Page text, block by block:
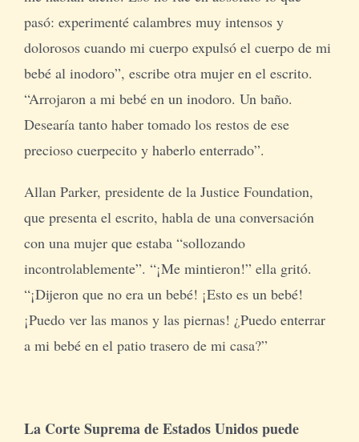
pasó: experimenté calambres muy intensos y
dolorosos cuando mi cuerpo expulsó el cuerpo de mi
bebé al inodoro”, escribe otra mujer en el escrito.
“Arrojaron a mi bebé en un inodoro. Un baño.
Desearía tanto haber tomado los restos de ese
precioso cuerpecito y haberlo enterrado”.
Allan Parker, presidente de la Justice Foundation,
que presenta el escrito, habla de una conversación
con una mujer que estaba “sollozando
incontrolablemente”. “¡Me mintieron!” ella gritó.
“¡Dijeron que no era un bebé! ¡Esto es un bebé!
¡Puedo ver las manos y las piernas! ¿Puedo enterrar
a mi bebé en el patio trasero de mi casa?”
La Corte Suprema de Estados Unidos puede